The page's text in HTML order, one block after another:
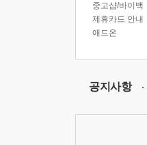
중고샵/바이백
제휴카드 안내
애드온
공지사항